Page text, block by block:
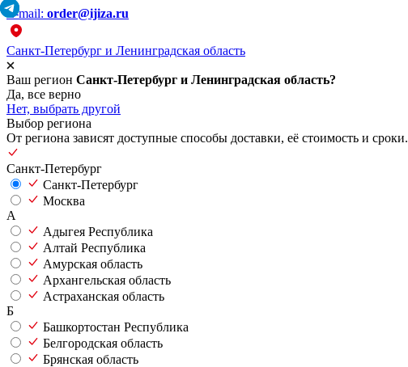
E-mail: order@ijiza.ru
Санкт-Петербург и Ленинградская область
Ваш регион Санкт-Петербург и Ленинградская область?
Да, все верно
Нет, выбрать другой
Выбор региона
От региона зависят доступные способы доставки, её стоимость и сроки.
Санкт-Петербург
Санкт-Петербург
Москва
А
Адыгея Республика
Алтай Республика
Амурская область
Архангельская область
Астраханская область
Б
Башкортостан Республика
Белгородская область
Брянская область